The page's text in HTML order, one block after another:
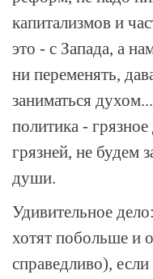
капитализмов и
это - с Запада, а
ни переменять,
заниматься
политика -
грязней, не будем
души.
Удивительное
хотят побольше и
справедливо), если